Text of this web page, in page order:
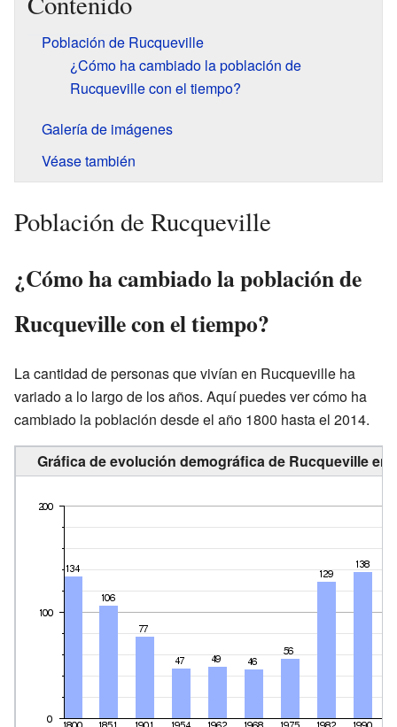
Población de Rucqueville
¿Cómo ha cambiado la población de
Rucqueville con el tiempo?
Galería de imágenes
Véase también
Población de Rucqueville
¿Cómo ha cambiado la población de
Rucqueville con el tiempo?
La cantidad de personas que vivían en Rucqueville ha
variado a lo largo de los años. Aquí puedes ver cómo ha
cambiado la población desde el año 1800 hasta el 2014.
Gráfica de evolución demográfica de Rucqueville